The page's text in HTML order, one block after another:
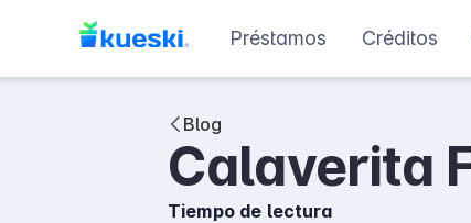
Préstamos Créditos
Blog
Calaverita
Tiempo de lectura